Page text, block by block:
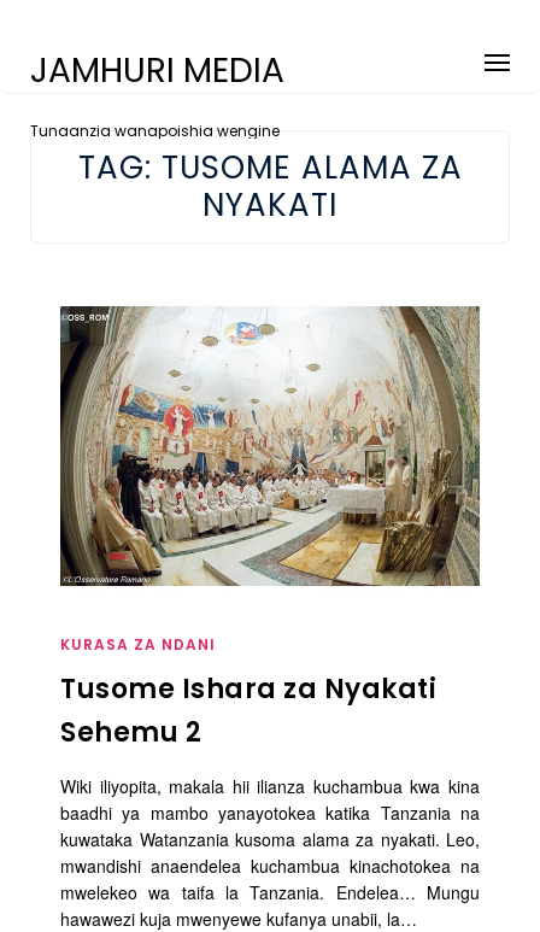
JAMHURI MEDIA
Tunaanzia wanapoishia wengine
TAG: TUSOME ALAMA ZA
NYAKATI
KURASA ZA NDANI
Tusome Ishara za Nyakati
Sehemu 2
Wiki iliyopita, makala hii ilianza kuchambua kwa kina
baadhi ya mambo yanayotokea katika Tanzania na
kuwataka Watanzania kusoma alama za nyakati. Leo,
mwandishi anaendelea kuchambua kinachotokea na
mwelekeo wa taifa la Tanzania. Endelea… Mungu
hawawezi kuja mwenyewe kufanya unabii, la…